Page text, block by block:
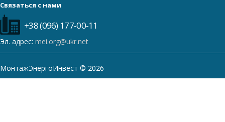
Связаться с нами
+38 (096) 177-00-11
Эл. адрес: mei.org@ukr.net
МонтажЭнергоИнвест © 2026